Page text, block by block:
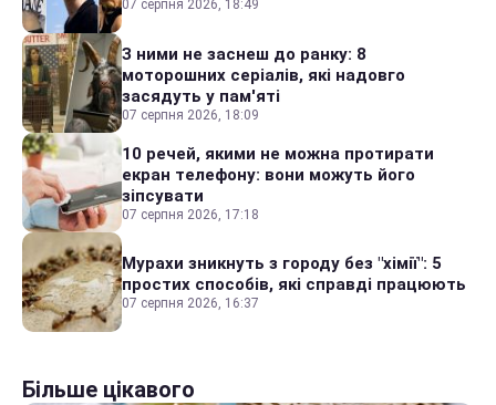
07 серпня 2026, 18:49
З ними не заснеш до ранку: 8
моторошних серіалів, які надовго
засядуть у пам'яті
07 серпня 2026, 18:09
10 речей, якими не можна протирати
екран телефону: вони можуть його
зіпсувати
07 серпня 2026, 17:18
Мурахи зникнуть з городу без "хімії": 5
простих способів, які справді працюють
07 серпня 2026, 16:37
Більше цікавого